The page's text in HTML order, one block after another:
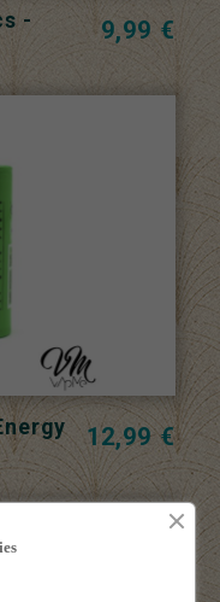
-
9,99 €
12,99 €